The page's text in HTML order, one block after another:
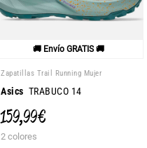
🚚 Envío GRATIS 🚚
Zapatillas Trail Running Mujer
Asics TRABUCO 14
159,99 €
2 colores